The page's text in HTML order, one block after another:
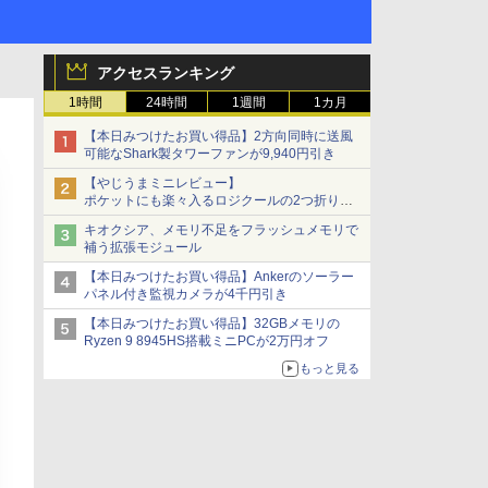
アクセスランキング
1時間 24時間 1週間 1カ月
【本日みつけたお買い得品】2方向同時に送風
可能なShark製タワーファンが9,940円引き
【やじうまミニレビュー】
ポケットにも楽々入るロジクールの2つ折りマ
ウス「Mobi Fold」。その気になるギミックと
は？
キオクシア、メモリ不足をフラッシュメモリで
補う拡張モジュール
【本日みつけたお買い得品】Ankerのソーラー
パネル付き監視カメラが4千円引き
【本日みつけたお買い得品】32GBメモリの
Ryzen 9 8945HS搭載ミニPCが2万円オフ
もっと見る